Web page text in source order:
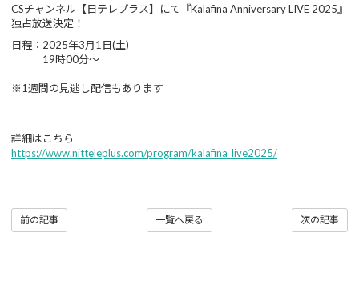
CSチャンネル【日テレプラス】にて『Kalafina Anniversary LIVE 2025』
独占放送決定！
日程：2025年3月1日(土)
19時00分～
※1週間の見逃し配信もあります
詳細はこちら
https://www.nitteleplus.com/program/kalafina_live2025/
次の記事
一覧へ戻る
前の記事